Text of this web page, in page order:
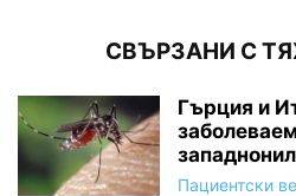
СВЪРЗАНИ С
Гърция и
Пациентски